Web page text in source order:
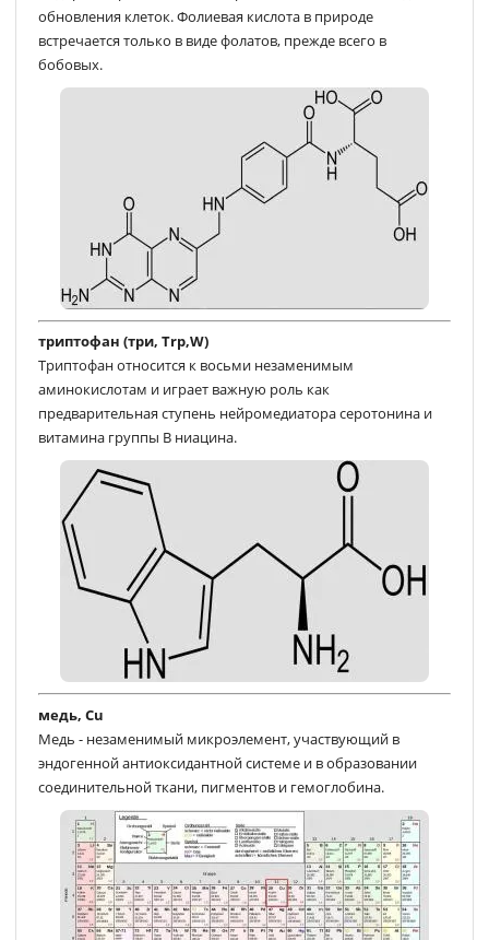
обновления клеток. Фолиевая кислота в природе
встречается только в виде фолатов, прежде всего в
бобовых.
триптофан (три, Trp,W)
Триптофан относится к восьми незаменимым
аминокислотам и играет важную роль как
предварительная ступень нейромедиатора серотонина и
витамина группы B ниацина.
медь, Cu
Медь - незаменимый микроэлемент, участвующий в
эндогенной антиоксидантной системе и в образовании
соединительной ткани, пигментов и гемоглобина.